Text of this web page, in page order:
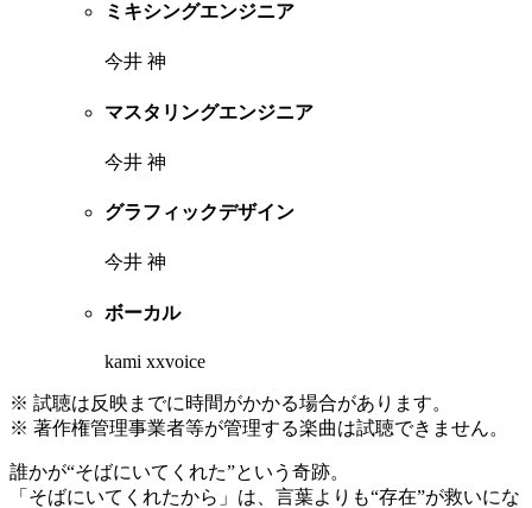
ミキシングエンジニア
今井 神
マスタリングエンジニア
今井 神
グラフィックデザイン
今井 神
ボーカル
kami xxvoice
※ 試聴は反映までに時間がかかる場合があります。
※ 著作権管理事業者等が管理する楽曲は試聴できません。
誰かが“そばにいてくれた”という奇跡。
「そばにいてくれたから」は、言葉よりも“存在”が救いにな